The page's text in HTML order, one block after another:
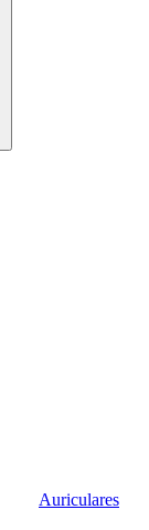
Auriculares